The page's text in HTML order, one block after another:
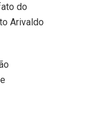
do
Arivaldo